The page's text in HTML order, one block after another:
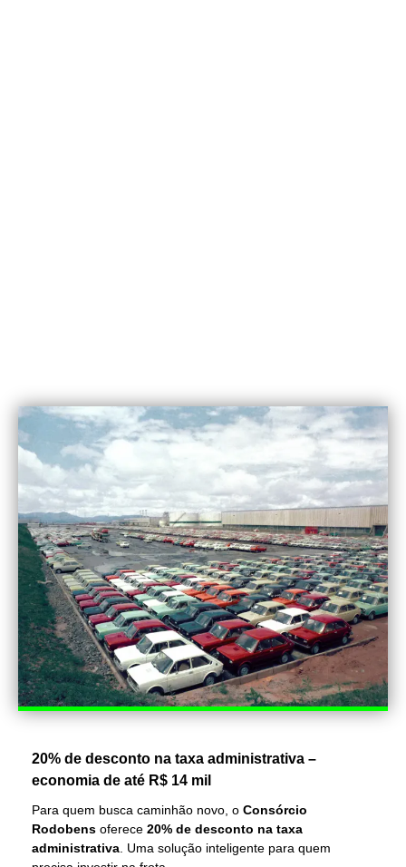
20% de desconto na taxa administrativa –
economia de até R$ 14 mil
Para quem busca caminhão novo, o Consórcio
Rodobens oferece 20% de desconto na taxa
administrativa. Uma solução inteligente para quem